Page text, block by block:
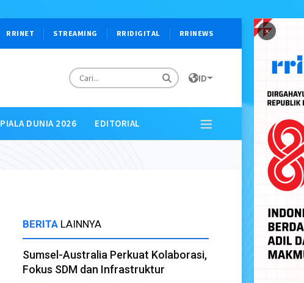
×
RRINET STREAMING RRIDIGITAL RRINEWS
ID
PIALA DUNIA 2026 EDITORIAL
BERITA LAINNYA
Sumsel-Australia Perkuat Kolaborasi,
Fokus SDM dan Infrastruktur